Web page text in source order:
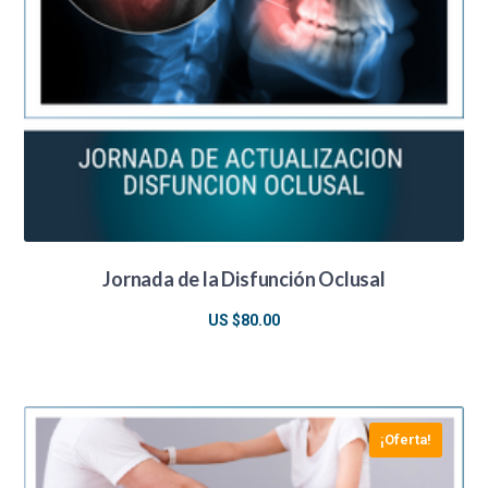
Jornada de la Disfunción Oclusal
US $80.00
¡Oferta!